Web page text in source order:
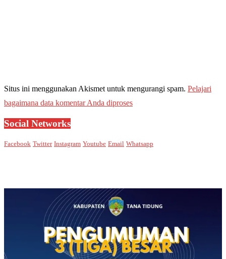
Situs ini menggunakan Akismet untuk mengurangi spam. Pelajari
bagaimana data komentar Anda diproses
Social Networks
Facebook Twitter Instagram Youtube Email Whatsapp